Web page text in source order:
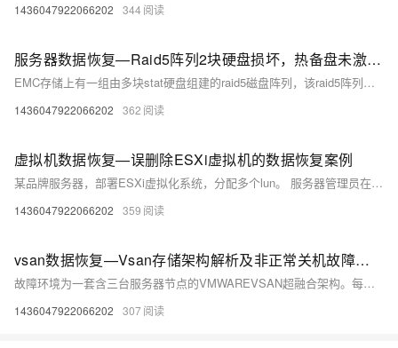
1436047922066202 344
服务器数据恢复—Raid5阵列2块硬盘损坏，热备盘未激活的数据恢复
EMC存储上有一组由多块stat硬盘组建的raid5磁盘阵列，该raid5阵列中有两块热备盘。上层采用的是zfs文件系统。 raid5阵列中2块硬盘出现故障，只有一块热备盘激活。
1436047922066202 362
虚拟机数据恢复—误删除ESXi虚拟机的数据恢复案例
某品牌服务器，部署ESXi虚拟化系统，分配多个lun。 服务器管理员在进行常规维护时误操作删除了其中一个lun上的虚拟机，这台被误删除的虚拟机上存储了SqlServer2000数据库和一些其他格式的数据。 服务器管理员误删除数据后马上向领导报告情况并申请关闭了服务器。
1436047922066202 359
vsan数据恢复—Vsan存储架构解析及非正常关机故障的数据恢复案例
故障环境为一套含三台服务器节点的VMWAREVSAN超融合架构。每节点配2块SSD与4块机械硬盘，共6块SSD和12块机械硬盘。各节点创建两个磁盘组，每组用1块SSD作缓存盘、2块机械硬盘作容量盘，共6个磁盘组构成VSAN存储空间存储虚拟机文件。 非正常关机导致VSAN中逻辑架构出现故障，部分虚拟机磁盘组件出现问题，导致磁盘文件丢失。
1436047922066202 307